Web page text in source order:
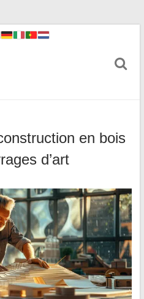
en bois
d’art